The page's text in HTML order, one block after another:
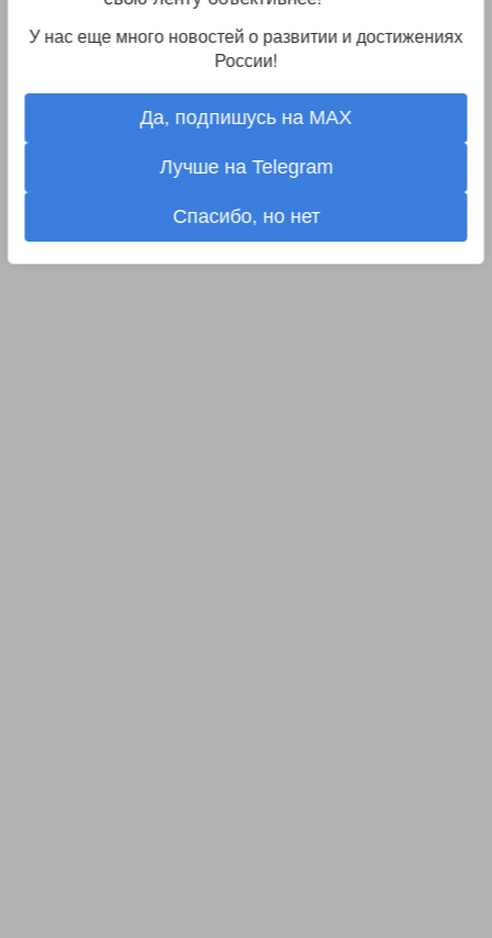
У нас еще много новостей о развитии и достижениях
России!
Да, подпишусь на MAX
Лучше на Telegram
Спасибо, но нет